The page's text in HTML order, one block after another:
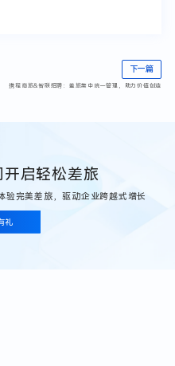
下一篇
携程商旅&智联招聘：差旅集中统一管理，助力价值创造
启轻松差旅
验完美差旅，驱动企业跨越式增长
礼